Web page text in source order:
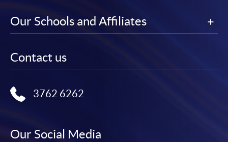
Our Schools and Affiliates
Contact us
3762 6262
Our Social Media